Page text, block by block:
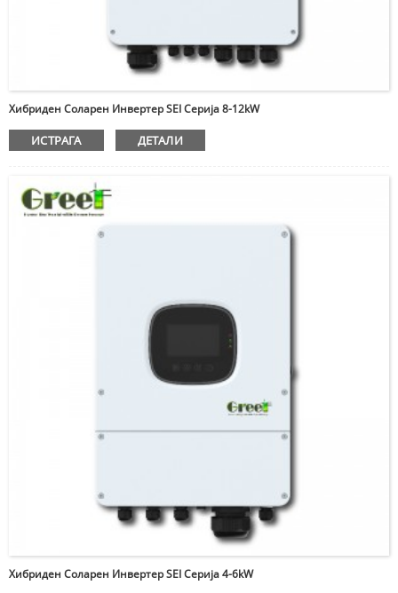
Хибриден Соларен Инвертер SEI Серија 8-12kW
ИСТРАГА ДЕТАЛИ
Хибриден Соларен Инвертер SEI Серија 4-6kW